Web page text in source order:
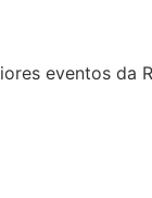
eventos